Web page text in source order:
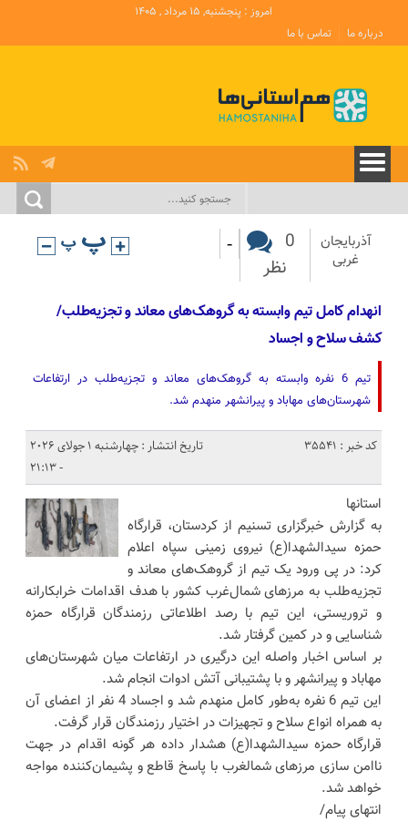
امروز : پنجشنبه, ۱۵ مرداد , ۱۴۰۵
درباره ما
تماس با ما
آذربایجان
غربی
0
نظر
-
انهدام کامل تیم وابسته به گروهک‌های معاند و تجزیه‌طلب/
کشف سلاح و اجساد
تیم 6 نفره وابسته به گروهک‌های معاند و تجزیه‌طلب در ارتفاعات
شهرستان‌های مهاباد و پیرانشهر منهدم شد.
کد خبر : 35541
تاریخ انتشار : چهارشنبه 1 جولای 2026
- 21:13
استانها
به گزارش خبرگزاری تسنیم از کردستان، قرارگاه
حمزه سیدالشهدا(ع) نیروی زمینی سپاه اعلام
کرد: در پی ورود یک تیم از گروهک‌های معاند و
تجزیه‌طلب به مرزهای شمال‌غرب کشور با هدف اقدامات خرابکارانه
و تروریستی، این تیم با رصد اطلاعاتی رزمندگان قرارگاه حمزه
شناسایی و در کمین گرفتار شد.
بر اساس اخبار واصله این درگیری در ارتفاعات میان شهرستان‌های
مهاباد و پیرانشهر و با پشتیبانی آتش ادوات انجام شد.
این تیم 6 نفره به‌طور کامل منهدم شد و اجساد 4 نفر از اعضای آن
به همراه انواع سلاح و تجهیزات در اختیار رزمندگان قرار گرفت.
قرارگاه حمزه سیدالشهدا(ع) هشدار داده هر گونه اقدام در جهت
ناامن سازی مرزهای شمالغرب با پاسخ قاطع و پشیمان‌کننده مواجه
خواهد شد.
انتهای پیام/